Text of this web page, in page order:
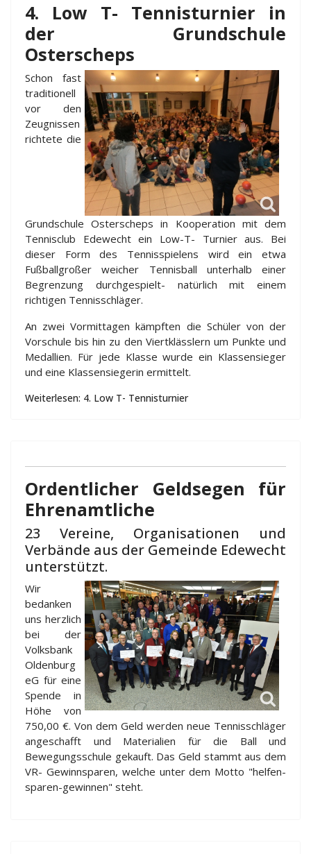
4. Low T- Tennisturnier in
der Grundschule
Osterscheps
Schon fast
traditionell
vor den
Zeugnissen
richtete die
Grundschule Osterscheps in Kooperation mit dem
Tennisclub Edewecht ein Low-T- Turnier aus. Bei
dieser Form des Tennisspielens wird ein etwa
Fußballgroßer weicher Tennisball unterhalb einer
Begrenzung durchgespielt- natürlich mit einem
richtigen Tennisschläger.
An zwei Vormittagen kämpften die Schüler von der
Vorschule bis hin zu den Viertklässlern um Punkte und
Medallien. Für jede Klasse wurde ein Klassensieger
und eine Klassensiegerin ermittelt.
Weiterlesen: 4. Low T- Tennisturnier
Ordentlicher Geldsegen für
Ehrenamtliche
23 Vereine, Organisationen und
Verbände aus der Gemeinde Edewecht
unterstützt.
Wir
bedanken
uns herzlich
bei der
Volksbank
Oldenburg
eG für eine
Spende in
Höhe von
750,00 €. Von dem Geld werden neue Tennisschläger
angeschafft und Materialien für die Ball und
Bewegungsschule gekauft. Das Geld stammt aus dem
VR- Gewinnsparen, welche unter dem Motto "helfen-
sparen-gewinnen" steht.